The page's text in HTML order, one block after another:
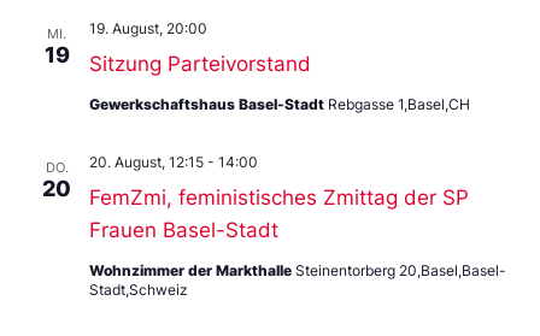
MI.
19 Sitzung Parteivorstand
19. August, 20:00
Gewerkschaftshaus Basel-Stadt Rebgasse 1,Basel,CH
DO.
20
FemZmi, feministisches Zmittag der SP
Frauen Basel-Stadt
20. August, 12:15 - 14:00
Wohnzimmer der Markthalle Steinentorberg 20,Basel,Basel-
Stadt,Schweiz